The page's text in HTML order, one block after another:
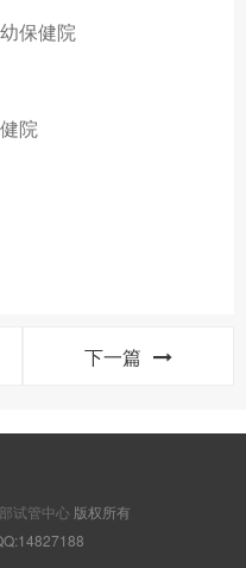
保健院
院
下一篇
试管中心 版权所有